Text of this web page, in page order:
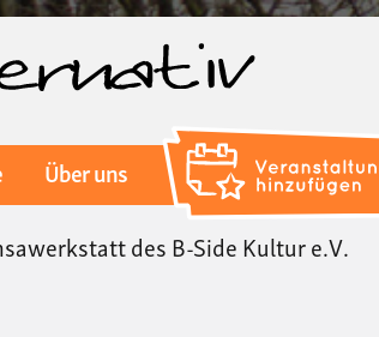
Inhalt
Über uns
des B-Side Kultur e.V.